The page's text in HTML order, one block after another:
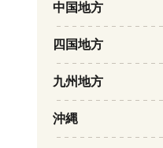
中国地方
四国地方
九州地方
沖縄